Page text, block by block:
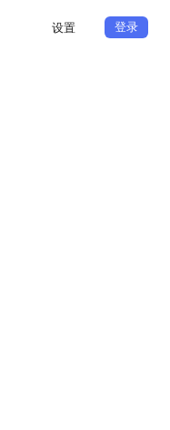
设置 登录